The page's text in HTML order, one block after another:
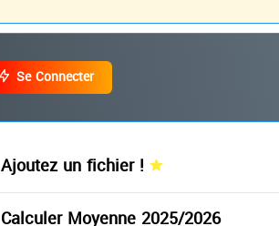
Se Connecter
Ajoutez un fichier !
Calculer Moyenne 2025/2026